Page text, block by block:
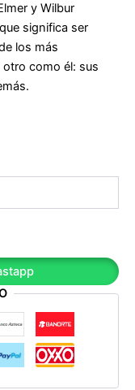
y Wilbur
significa ser
los más
otro como él: sus